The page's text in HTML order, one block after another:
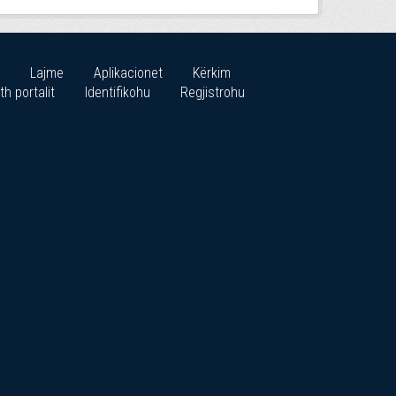
Lajme Aplikacionet
Kërkim
portalit
Identifikohu Regjistrohu